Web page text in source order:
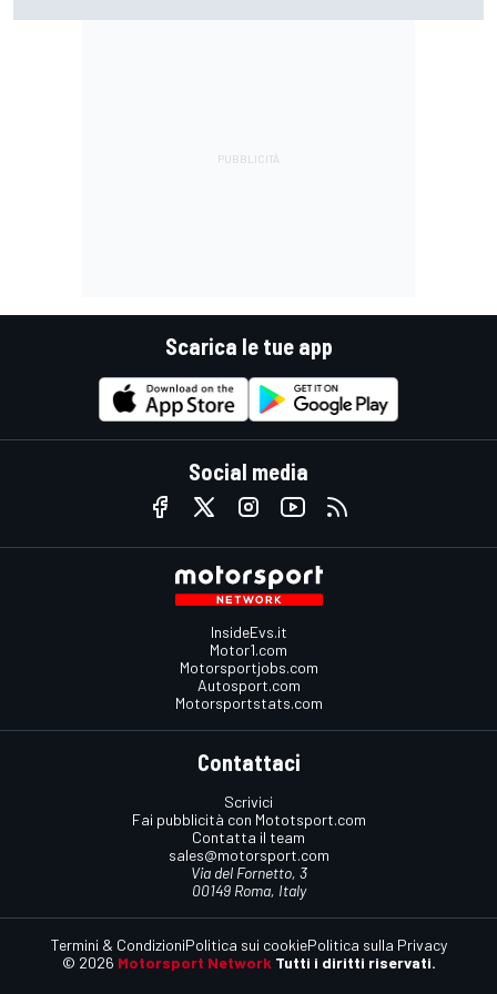
stessa"
Scarica le tue app
Social media
InsideEvs.it
Motor1.com
Motorsportjobs.com
Autosport.com
Motorsportstats.com
Contattaci
Scrivici
Fai pubblicità con Mototsport.com
Contatta il team
sales@motorsport.com
Via del Fornetto, 3
00149 Roma, Italy
© 2026 Motorsport Network Tutti i diritti riservati.
Termini & CondizioniPolitica sui cookiePolitica sulla Privacy